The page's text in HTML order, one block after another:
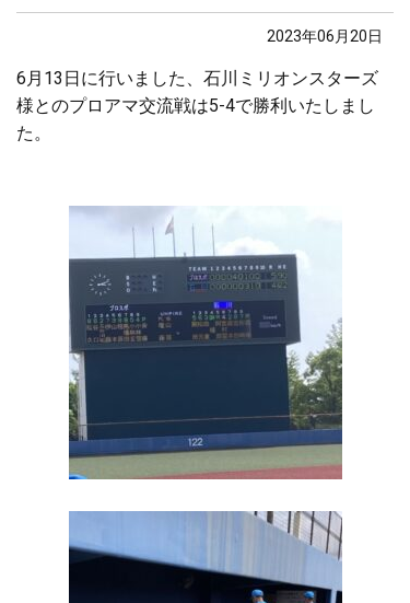
2023年06月20日
6月13日に行いました、石川ミリオンスターズ
様とのプロアマ交流戦は5-4で勝利いたしまし
た。